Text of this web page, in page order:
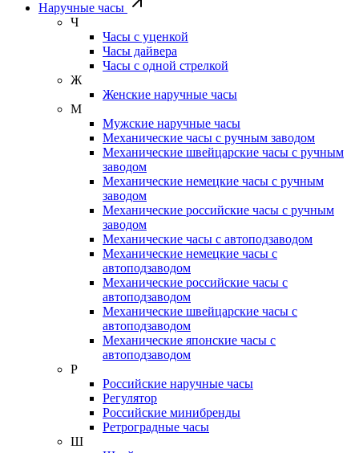
Наручные часы
Ч
Часы с уценкой
Часы дайвера
Часы с одной стрелкой
Ж
Женские наручные часы
М
Мужские наручные часы
Механические часы с ручным заводом
Механические швейцарские часы с ручным
заводом
Механические немецкие часы с ручным
заводом
Механические российские часы с ручным
заводом
Механические часы с автоподзаводом
Механические немецкие часы с
автоподзаводом
Механические российские часы с
автоподзаводом
Механические швейцарские часы с
автоподзаводом
Механические японские часы с
автоподзаводом
Р
Российские наручные часы
Регулятор
Российские минибренды
Ретроградные часы
Ш